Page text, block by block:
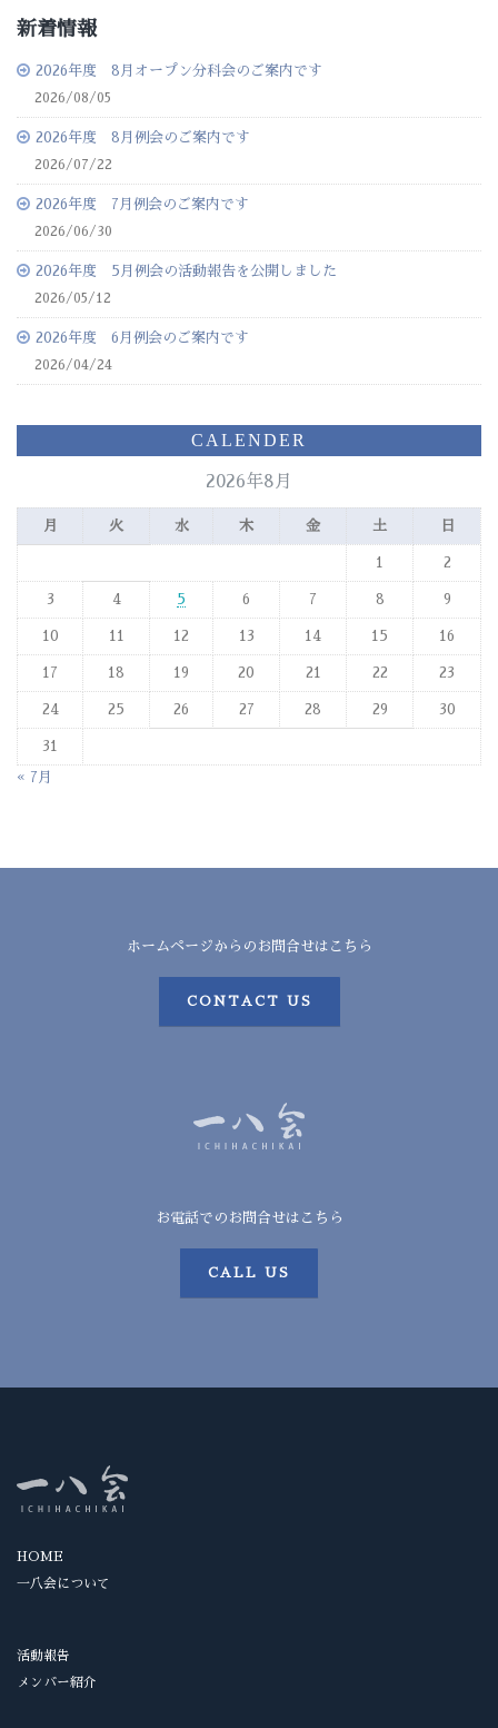
新着情報
2026年度 8月オープン分科会のご案内です
2026/08/05
2026年度 8月例会のご案内です
2026/07/22
2026年度 7月例会のご案内です
2026/06/30
2026年度 5月例会の活動報告を公開しました
2026/05/12
2026年度 6月例会のご案内です
2026/04/24
CALENDER
2026年8月
月 火 水 木 金 土 日
1 2
3 4 5 6 7 8 9
10 11 12 13 14 15 16
17 18 19 20 21 22 23
24 25 26 27 28 29 30
31
« 7月
ホームページからのお問合せはこちら
CONTACT US
お電話でのお問合せはこちら
CALL US
HOME
一八会について
活動報告
メンバー紹介